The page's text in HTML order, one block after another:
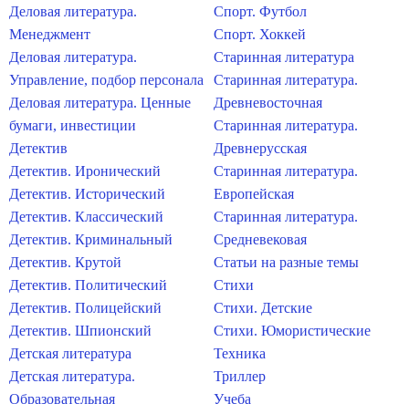
Деловая литература.
Менеджмент
Деловая литература.
Управление, подбор персонала
Деловая литература. Ценные
бумаги, инвестиции
Детектив
Детектив. Иронический
Детектив. Исторический
Детектив. Классический
Детектив. Криминальный
Детектив. Крутой
Детектив. Политический
Детектив. Полицейский
Детектив. Шпионский
Детская литература
Детская литература.
Образовательная
Спорт. Футбол
Спорт. Хоккей
Старинная литература
Старинная литература.
Древневосточная
Старинная литература.
Древнерусская
Старинная литература.
Европейская
Старинная литература.
Средневековая
Статьи на разные темы
Стихи
Стихи. Детские
Стихи. Юмористические
Техника
Триллер
Учеба